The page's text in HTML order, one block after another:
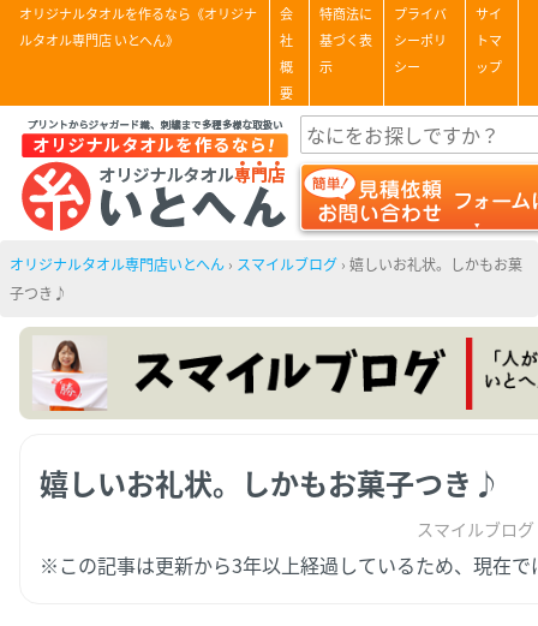
オリジナルタオルを作るなら《オリジナ
ルタオル専門店 いとへん》
会
社
概
要
特商法に
基づく表
示
プライバ
シーポリ
シー
サイ
トマ
ップ
オリジナルタオル専門店いとへん › スマイルブログ › 嬉しいお礼状。しかもお菓
子つき♪
嬉しいお礼状。しかもお菓子つき♪
スマイルブログ
※この記事は更新から3年以上経過しているため、現在